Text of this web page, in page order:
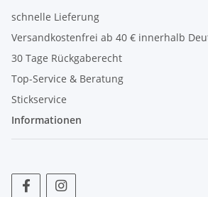
schnelle Lieferung
Versandkostenfrei ab 40 € innerhalb
30 Tage Rückgaberecht
Top-Service & Beratung
Stickservice
Informationen